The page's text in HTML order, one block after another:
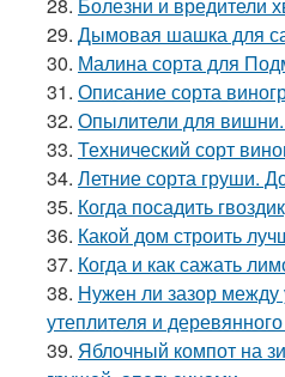
29. Дымовая шашка для
30. Малина сорта для
31. Описание сорта
32. Опылители для
33. Технический сорт
34. Летние сорта груши.
35. Когда посадить
36. Какой дом строить
37. Когда и как сажать
38. Нужен ли зазор между
утеплителя и
39. Яблочный компот на